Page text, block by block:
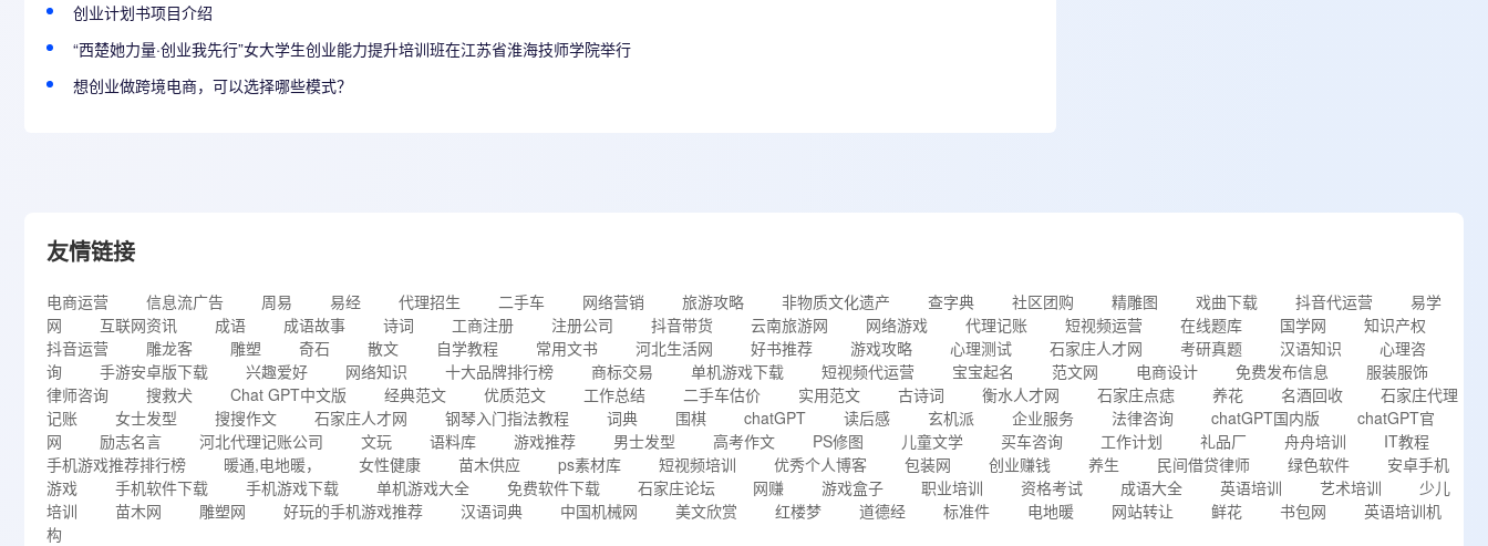
创业计划书项目介绍
“西楚她力量·创业我先行”女大学生创业能力提升培训班在江苏省淮海技师学院举行
想创业做跨境电商，可以选择哪些模式？
友情链接
电商运营 信息流广告 周易 易经 代理招生 二手车 网络营销 旅游攻略 非物质文化遗产 查字典 社区团购 精雕图 戏曲下载 抖音代运营
易学
网
互联网资讯 成语 成语故事 诗词 工商注册 注册公司 抖音带货 云南旅游网 网络游戏 代理记账 短视频运营 在线题库 国学网
知识产权
抖音运营
雕龙客 雕塑 奇石 散文 自学教程 常用文书 河北生活网 好书推荐 游戏攻略 心理测试 石家庄人才网 考研真题 汉语知识
心理咨
询
手游安卓版下载 兴趣爱好 网络知识 十大品牌排行榜 商标交易 单机游戏下载 短视频代运营 宝宝起名 范文网 电商设计 免费发布信息
服装服饰
律师咨询
搜救犬 Chat GPT中文版 经典范文 优质范文 工作总结 二手车估价 实用范文 古诗词 衡水人才网 石家庄点痣 养花 名酒回收
石家庄代理
记账
女士发型 搜搜作文 石家庄人才网 钢琴入门指法教程 词典 围棋 chatGPT 读后感 玄机派 企业服务 法律咨询 chatGPT国内版
chatGPT官
网
励志名言 河北代理记账公司 文玩 语料库 游戏推荐 男士发型 高考作文 PS修图 儿童文学 买车咨询 工作计划 礼品厂 舟舟培训
IT教程
手机游戏推荐排行榜
暖通,电地暖， 女性健康 苗木供应 ps素材库 短视频培训 优秀个人博客 包装网 创业赚钱 养生 民间借贷律师 绿色软件
安卓手机
游戏
手机软件下载 手机游戏下载 单机游戏大全 免费软件下载 石家庄论坛 网赚 游戏盒子 职业培训 资格考试 成语大全 英语培训 艺术培训
少儿
培训
苗木网 雕塑网 好玩的手机游戏推荐 汉语词典 中国机械网 美文欣赏 红楼梦 道德经 标准件 电地暖 网站转让 鲜花 书包网
英语培训机
构